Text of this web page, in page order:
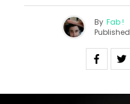
By Fab !
Published